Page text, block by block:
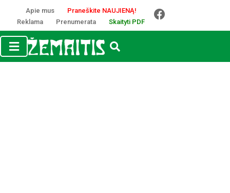
Apie mus
Praneškite NAUJIENĄ!
Reklama
Prenumerata Skaityti PDF